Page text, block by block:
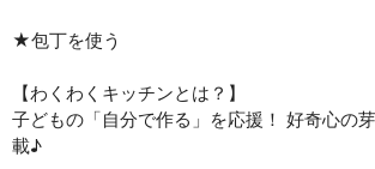
★包丁を使う
【わくわくキッチンとは？】
子どもの「自分で作る」を応援！ 好奇心の
載♪